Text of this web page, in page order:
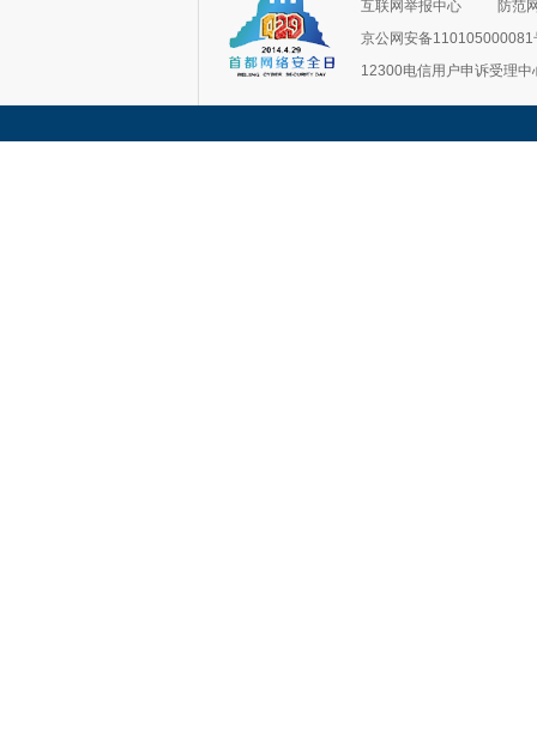
互联网举报中心
防范
京公网安备110105000081
12300电信用户申诉受理中